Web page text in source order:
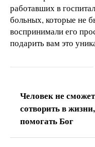
работавших в
больных, которые не
воспринимали его
подарить вам это
Человек не
сотворить в
помогать Бог